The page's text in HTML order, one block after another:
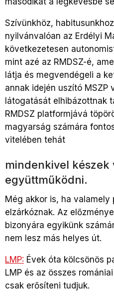
Szívünkhöz,
nyilvánvalóan az Erdélyi
következetesen
mint azé az RMDSZ-é,
látja és megvendégeli a
annak idején uszító MSZP
látogatását elhibázottnak
RMDSZ platformjává
magyarság számára
vitelében tehát
mindenkivel készek
együttműködni.
Még akkor is, ha
elzárkóznak. Az
bizonyára egyikünk
nem lesz más helyes út.
LMP: Évek óta kölcsönös
LMP és az összes
csak erősíteni tudjuk.